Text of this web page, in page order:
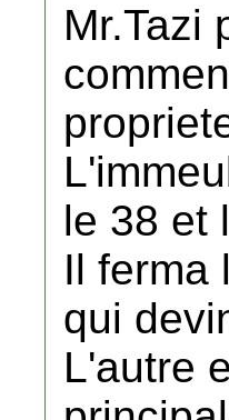
Mr.Tazi
le 38 et
Il ferma
qui
L'autre